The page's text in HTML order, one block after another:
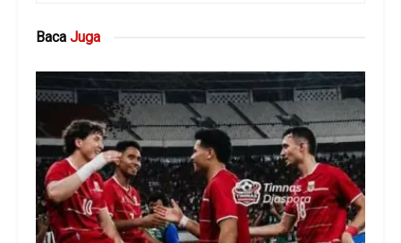
Baca Juga